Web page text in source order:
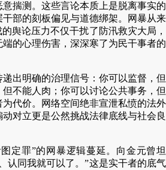
揣测。这些言论本质上是脱离事实的
部的刻板偏见与道德绑架。网暴从来
舆论压力不仅干扰了防汛救灾大局，
的心理伤害，深深寒了为民干事者的
出明确的治理信号：你可以监督，但
不能人肉；你可以讨论公共事务，但
代价。网络空间绝非宣泄私愤的法外
对立更是公然挑战法律底线与社会良
定罪”的网暴逻辑蔓延。向金元曾坦
认同我就可以了。”这是实干者的底气